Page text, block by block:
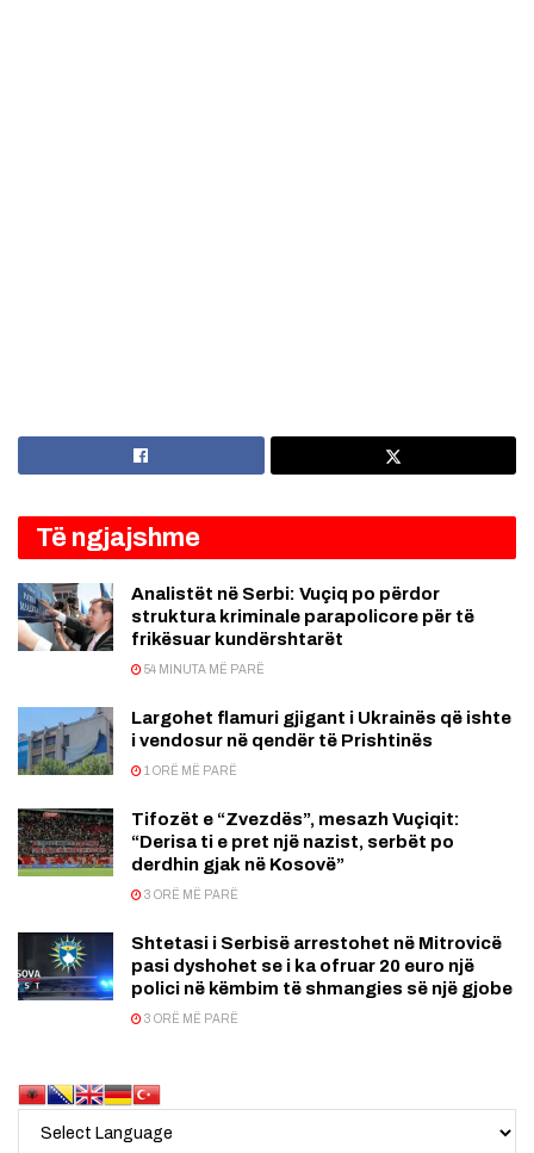
Të ngjajshme
Analistët në Serbi: Vuçiq po përdor
struktura kriminale parapolicore për të
frikësuar kundërshtarët
54 MINUTA MË PARË
Largohet flamuri gjigant i Ukrainës që ishte
i vendosur në qendër të Prishtinës
1 ORË MË PARË
Tifozët e “Zvezdës”, mesazh Vuçiqit:
“Derisa ti e pret një nazist, serbët po
derdhin gjak në Kosovë”
3 ORË MË PARË
Shtetasi i Serbisë arrestohet në Mitrovicë
pasi dyshohet se i ka ofruar 20 euro një
polici në këmbim të shmangies së një gjobe
3 ORË MË PARË